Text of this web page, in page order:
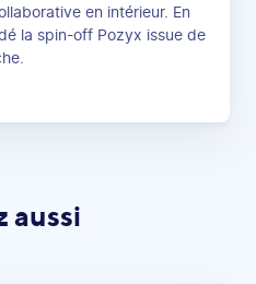
en intérieur. En
la spin-off Pozyx issue de
aussi